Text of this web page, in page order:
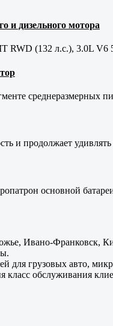
и дизельного мотора
RWD (132 л.с.), 3.0L
среднеразмерных
и продолжает
основной
Ивано-Франковск,
для грузовых авто,
обслуживания